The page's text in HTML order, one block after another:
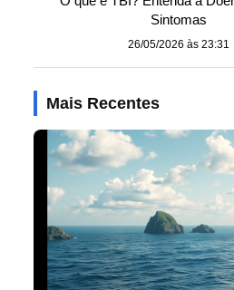
Sintomas
26/05/2026 às 23:31
Mais Recentes